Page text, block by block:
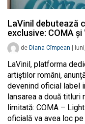
LaVinil debutează
exclusive: COMA
de Diana Cîmpean
LaVinil, platforma
artiștilor români,
devenind oficial label
lansarea a două
limitată: COMA –
oficială va avea loc